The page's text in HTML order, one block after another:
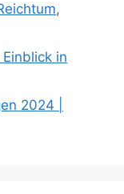
,
in
2024 |